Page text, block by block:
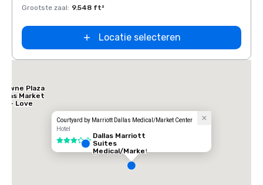
Grootste zaal: 9.548 ft²
Locatie selecteren
Courtyard by Marriott Dallas Medical/Market Center
Hotel
3 van 5
Plaza
Market
- Love
Dallas Marriott
Suites
Medical/Market
Center